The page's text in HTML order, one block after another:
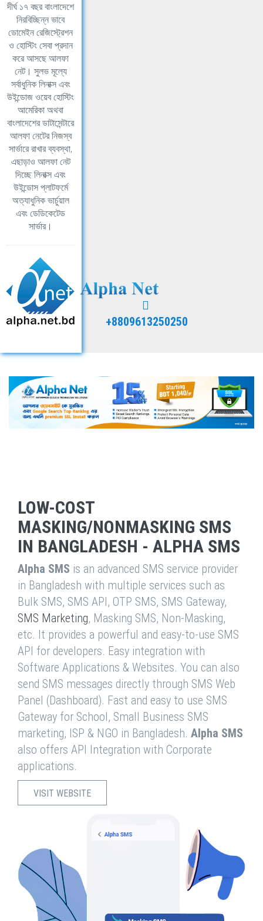
দীর্ঘ ১৭ বছর বাংলাদেশে
নিরবিচ্ছিন্ন ভাবে
ডোমেইন রেজিস্ট্রেশন
ও হোস্টিং সেবা প্রদান
করে আসছে আলফা
নেট। সুলভ মূল্যে
সর্বাধুনিক লিনাক্স এবং
উইন্ডোজ ওয়েব হোস্টিং
আমেরিকা অথবা
বাংলাদেশের ডাটাসেন্টারে
আলফা নেটের নিজস্ব
সার্ভারে রাখার ব্যবস্থা,
এছাড়াও আলফা নেট
দিচ্ছে লিনাক্স এবং
উইন্ডোস প্লাটফর্মে
অত্যাধুনিক ভার্চুয়াল
এবং ডেডিকেটেড
সার্ভার।
+8809613250250
LOW-COST
MASKING/NONMASKING SMS
IN BANGLADESH - ALPHA SMS
Alpha SMS is an advanced SMS service provider
in Bangladesh with multiple services such as
Bulk SMS, SMS API, OTP SMS, SMS Gateway,
SMS Marketing, Masking SMS, Non-Masking,
etc. It provides a powerful and easy-to-use SMS
API for developers. Easy integration with
Software Applications & Websites. You can also
send SMS messages directly through SMS Web
Panel (Dashboard). Fast and easy to use SMS
Gateway for School, Small Business SMS
marketing, ISP & NGO in Bangladesh. Alpha SMS
also offers API Integration with Corporate
applications.
VISIT WEBSITE